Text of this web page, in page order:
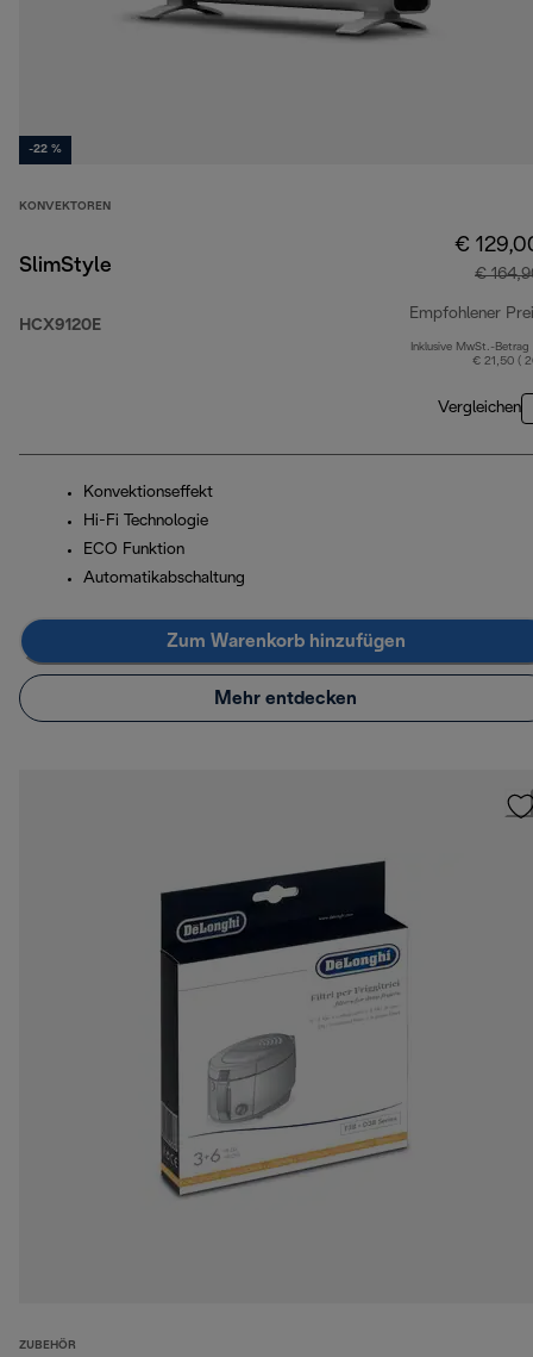
-22 %
KONVEKTOREN
SlimStyle
HCX9120E
€
€
Empfohlener
Inklusive MwSt.-Betrag
€ 21,50 (
Vergleichen
Konvektionseffekt
Hi-Fi Technologie
ECO Funktion
Automatikabschaltung
Zum Warenkorb hinzufügen
Mehr entdecken
ZUBEHÖR